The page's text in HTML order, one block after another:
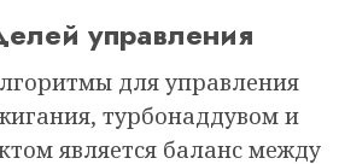
управления
для управления
турбонаддувом и
является баланс между